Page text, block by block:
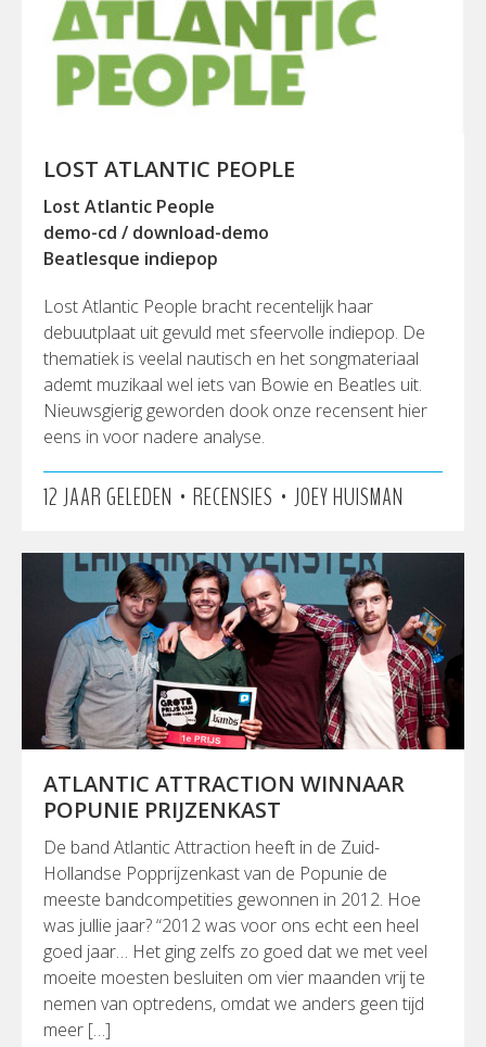
LOST ATLANTIC PEOPLE
Lost Atlantic People
demo-cd / download-demo
Beatlesque indiepop
Lost Atlantic People bracht recentelijk haar
debuutplaat uit gevuld met sfeervolle indiepop. De
thematiek is veelal nautisch en het songmateriaal
ademt muzikaal wel iets van Bowie en Beatles uit.
Nieuwsgierig geworden dook onze recensent hier
eens in voor nadere analyse.
12 JAAR GELEDEN • RECENSIES • JOEY HUISMAN
ATLANTIC ATTRACTION WINNAAR
POPUNIE PRIJZENKAST
De band Atlantic Attraction heeft in de Zuid-
Hollandse Popprijzenkast van de Popunie de
meeste bandcompetities gewonnen in 2012. Hoe
was jullie jaar? “2012 was voor ons echt een heel
goed jaar… Het ging zelfs zo goed dat we met veel
moeite moesten besluiten om vier maanden vrij te
nemen van optredens, omdat we anders geen tijd
meer […]